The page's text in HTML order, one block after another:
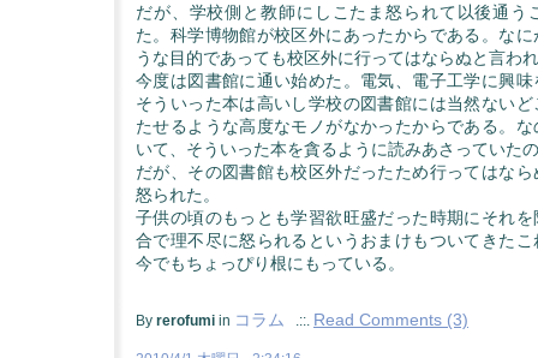
だが、学校側と教師にしこたま怒られて以後通う
た。科学博物館が校区外にあったからである。な
うな目的であっても校区外に行ってはならぬと言わ
今度は図書館に通い始めた。電気、電子工学に興
そういった本は高いし学校の図書館には当然ない
たせるような高度なモノがなかったからである。
いて、そういった本を貪るように読みあさっていた
だが、その図書館も校区外だったため行ってはな
怒られた。
子供の頃のもっとも学習欲旺盛だった時期にそれ
合で理不尽に怒られるというおまけもついてきた
今でもちょっぴり根にもっている。
By rerofumi in コラム .::. Read Comments (3)